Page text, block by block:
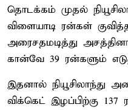
தொடக்கம் முதல்
விளையாடி ரன்கள்
அரைசதமடித்து
கான்வே 39 ரன்களும்
இதனால் நியூசிலாந்து
விக்கெட் இழப்பிற்கு